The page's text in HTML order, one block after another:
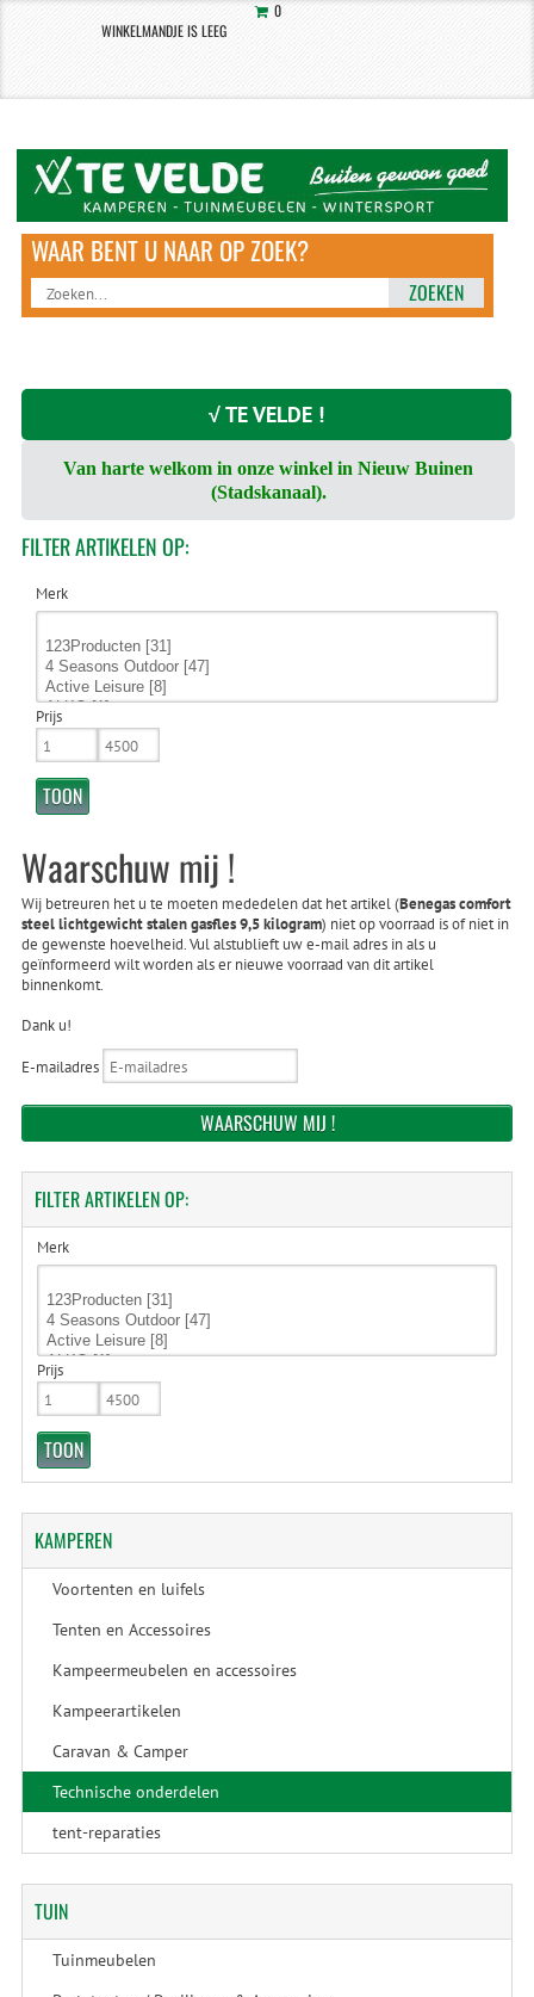
0
WINKELMANDJE IS LEEG
ZOEKEN
√ TE VELDE !
Van harte welkom in onze winkel in Nieuw Buinen
(Stadskanaal).
FILTERARTIKELEN OP:
Merk
Prijs
Waarschuw mij !
Wij betreuren het u te moeten mededelen dat het artikel (Benegas comfort
steel lichtgewicht stalen gasfles 9,5 kilogram) niet op voorraad is of niet in
de gewenste hoevelheid. Vul alstublieft uw e-mail adres in als u
geïnformeerd wilt worden als er nieuwe voorraad van dit artikel
binnenkomt.
Dank u!
E-mailadres
FILTERARTIKELEN OP:
Merk
Prijs
KAMPEREN
Voortenten en luifels
Tenten en Accessoires
Kampeermeubelen en accessoires
Kampeerartikelen
Caravan & Camper
Technische onderdelen
tent-reparaties
TUIN
Tuinmeubelen